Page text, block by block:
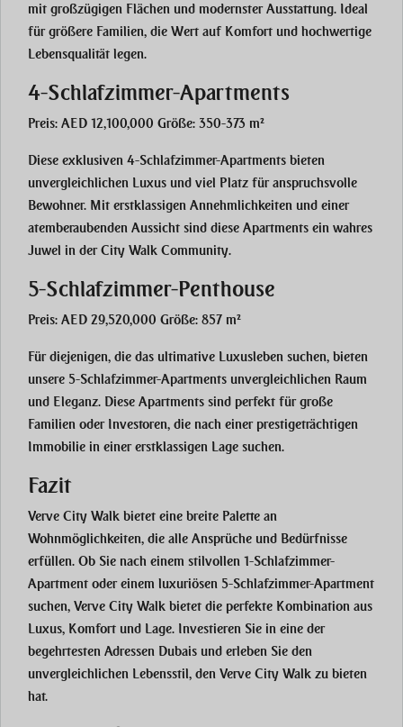
mit großzügigen Flächen und modernster Ausstattung. Ideal
für größere Familien, die Wert auf Komfort und hochwertige
Lebensqualität legen.
4-Schlafzimmer-Apartments
Preis: AED 12,100,000 Größe: 350-373 m²
Diese exklusiven 4-Schlafzimmer-Apartments bieten
unvergleichlichen Luxus und viel Platz für anspruchsvolle
Bewohner. Mit erstklassigen Annehmlichkeiten und einer
atemberaubenden Aussicht sind diese Apartments ein wahres
Juwel in der City Walk Community.
5-Schlafzimmer-Penthouse
Preis: AED 29,520,000 Größe: 857 m²
Für diejenigen, die das ultimative Luxusleben suchen, bieten
unsere 5-Schlafzimmer-Apartments unvergleichlichen Raum
und Eleganz. Diese Apartments sind perfekt für große
Familien oder Investoren, die nach einer prestigeträchtigen
Immobilie in einer erstklassigen Lage suchen.
Fazit
Verve City Walk bietet eine breite Palette an
Wohnmöglichkeiten, die alle Ansprüche und Bedürfnisse
erfüllen. Ob Sie nach einem stilvollen 1-Schlafzimmer-
Apartment oder einem luxuriösen 5-Schlafzimmer-Apartment
suchen, Verve City Walk bietet die perfekte Kombination aus
Luxus, Komfort und Lage. Investieren Sie in eine der
begehrtesten Adressen Dubais und erleben Sie den
unvergleichlichen Lebensstil, den Verve City Walk zu bieten
hat.